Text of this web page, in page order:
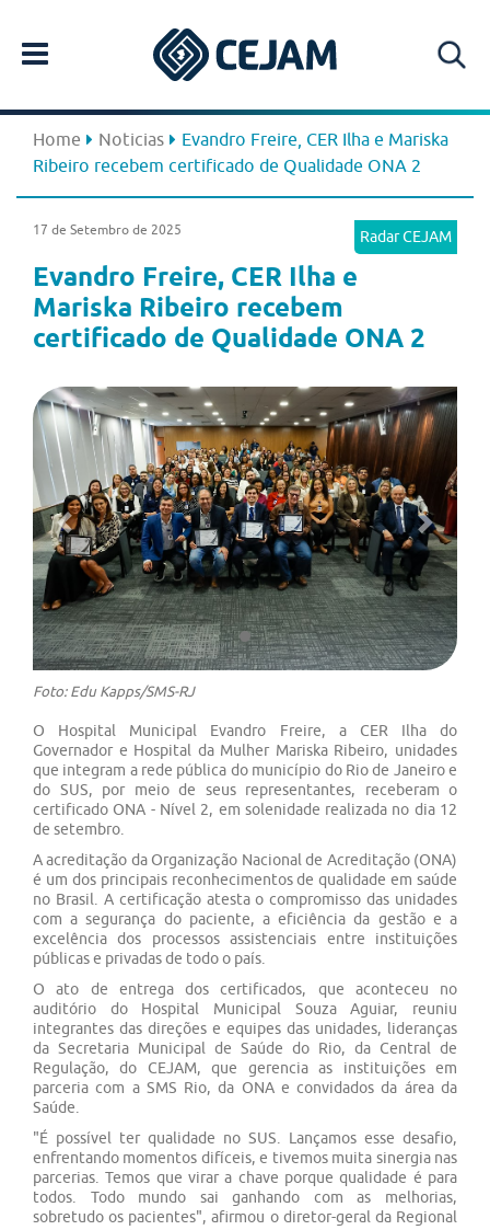
Home Noticias
Evandro Freire, CER Ilha e Mariska
Ribeiro recebem certificado de Qualidade ONA 2
Radar CEJAM
17 de Setembro de 2025
Evandro Freire, CER Ilha e
Mariska Ribeiro recebem
certificado de Qualidade ONA 2
Previous Next
Foto: Edu Kapps/SMS-RJ
O Hospital Municipal Evandro Freire, a CER Ilha do
Governador e Hospital da Mulher Mariska Ribeiro, unidades
que integram a rede pública do município do Rio de Janeiro e
do SUS, por meio de seus representantes, receberam o
certificado ONA - Nível 2, em solenidade realizada no dia 12
de setembro.
A acreditação da Organização Nacional de Acreditação (ONA)
é um dos principais reconhecimentos de qualidade em saúde
no Brasil. A certificação atesta o compromisso das unidades
com a segurança do paciente, a eficiência da gestão e a
excelência dos processos assistenciais entre instituições
públicas e privadas de todo o país.
O ato de entrega dos certificados, que aconteceu no
auditório do Hospital Municipal Souza Aguiar, reuniu
integrantes das direções e equipes das unidades, lideranças
da Secretaria Municipal de Saúde do Rio, da Central de
Regulação, do CEJAM, que gerencia as instituições em
parceria com a SMS Rio, da ONA e convidados da área da
Saúde.
"É possível ter qualidade no SUS. Lançamos esse desafio,
enfrentando momentos difíceis, e tivemos muita sinergia nas
parcerias. Temos que virar a chave porque qualidade é para
todos. Todo mundo sai ganhando com as melhorias,
sobretudo os pacientes", afirmou o diretor-geral da Regional